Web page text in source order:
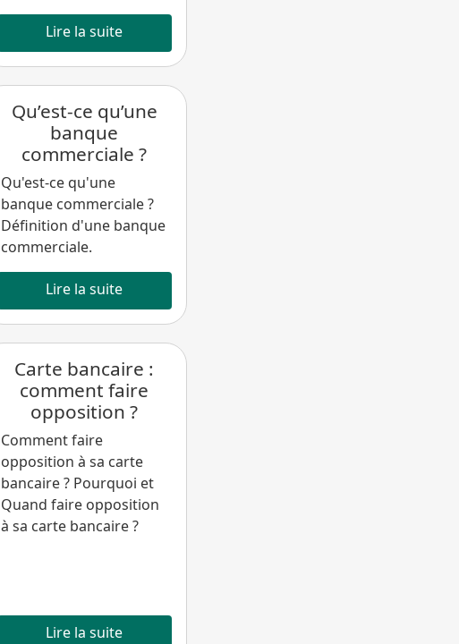
Lire la suite
Qu’est-ce qu’une
banque
commerciale ?
Qu'est-ce qu'une
banque commerciale ?
Définition d'une banque
commerciale.
Lire la suite
Carte bancaire :
comment faire
opposition ?
Comment faire
opposition à sa carte
bancaire ? Pourquoi et
Quand faire opposition
à sa carte bancaire ?
Lire la suite